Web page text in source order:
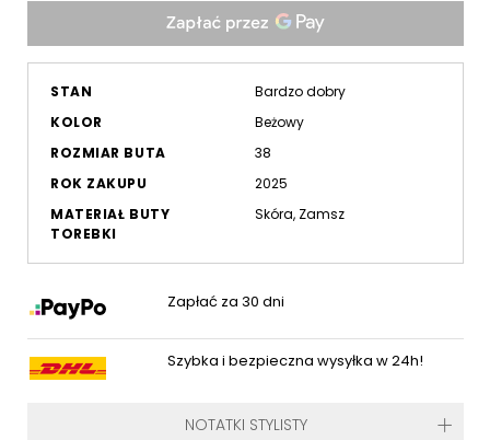
STAN
Bardzo dobry
KOLOR
Beżowy
ROZMIAR BUTA
38
ROK ZAKUPU
2025
MATERIAŁ BUTY
TOREBKI
Skóra, Zamsz
Zapłać za 30 dni
Szybka i bezpieczna wysyłka w 24h!
NOTATKI STYLISTY